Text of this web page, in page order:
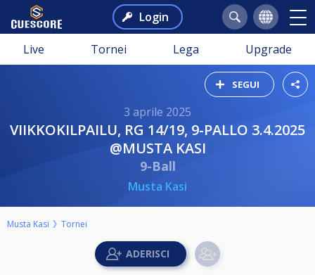
Login
Live Tornei Lega Upgrade
SEGUI
3 aprile 2025
VIIKKOKILPAILU, RG 14/19, 9-PALLO 3.4.2025
@MUSTA KASI
9-Ball
Musta Kasi
Musta Kasi Tornei